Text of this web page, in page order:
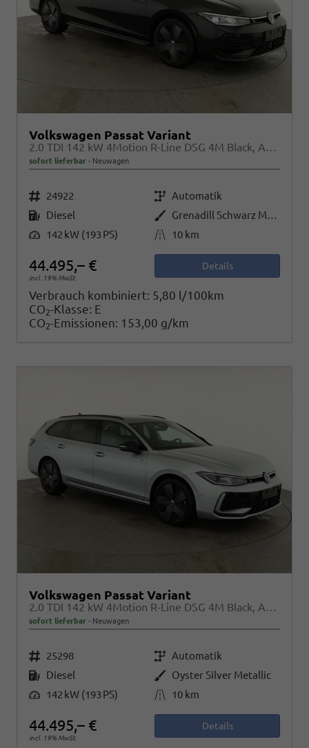
Volkswagen Passat Variant
2.0 TDI 142 kW 4Motion R-Line DSG 4M Black, AHK, IQ.Light, HUD, 19-Zoll, AreaView, Navi, Side
sofort lieferbar Neuwagen
Fahrzeugnr. 24922 Getriebe Automatik
Kraftstoff Diesel Außenfarbe
Grenadill Schwarz Metallic
Leistung 142 kW (193 PS) Kilometerstand 10 km
44.495,– €
incl. 19% MwSt.
Details
Verbrauch kombiniert: 5,80 l/100km
CO2-Klasse: E
CO2-Emissionen: 153,00 g/km
Volkswagen Passat Variant
2.0 TDI 142 kW 4Motion R-Line DSG 4M Black, AHK, IQ.Light, HUD, 19-Zoll, AreaView, Navi, Side
sofort lieferbar Neuwagen
Fahrzeugnr. 25298 Getriebe Automatik
Kraftstoff Diesel Außenfarbe Oyster Silver Metallic
Leistung 142 kW (193 PS) Kilometerstand 10 km
44.495,– €
incl. 19% MwSt.
Details